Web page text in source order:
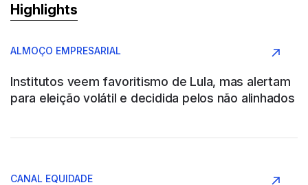
Argentina
Highlights
ALMOÇO EMPRESARIAL
Institutos veem favoritismo de Lula, mas alertam
para eleição volátil e decidida pelos não alinhados
CANAL EQUIDADE